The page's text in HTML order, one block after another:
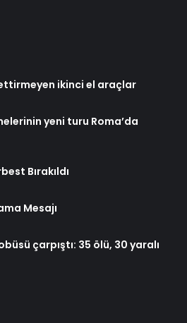
ikinci el araçlar
yeni turu Roma’da
Bırakıldı
Mesajı
çarpıştı: 35 ölü, 30 yaralı